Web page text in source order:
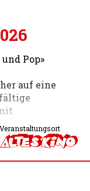
Pop»
auf eine
Veranstaltungsort